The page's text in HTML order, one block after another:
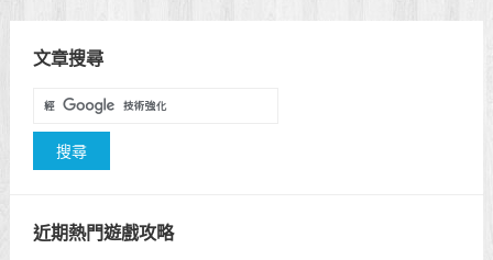
文章搜尋
近期熱門遊戲攻略